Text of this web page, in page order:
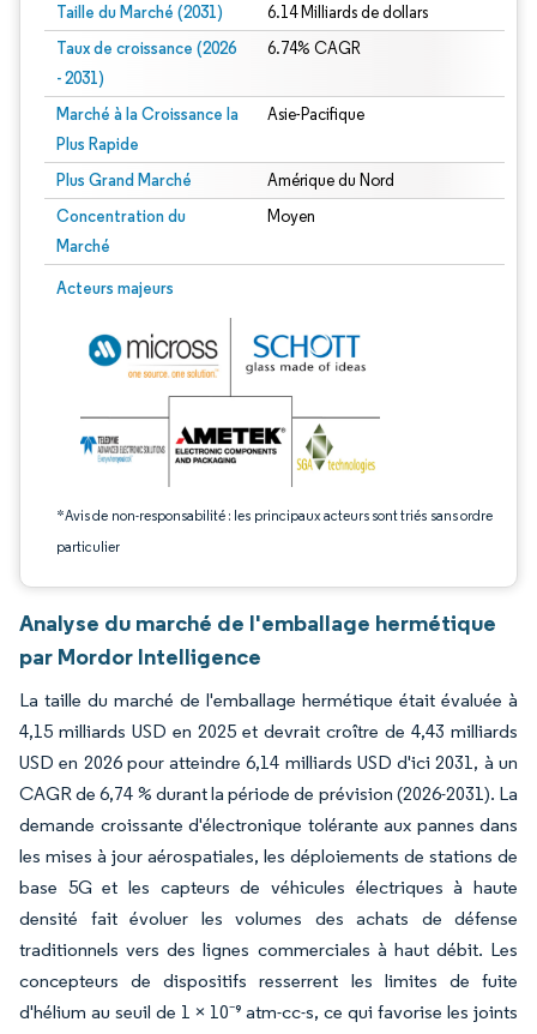
Taille du Marché (2031) 6.14 Milliards de dollars
Taux de croissance (2026
- 2031)
6.74% CAGR
Marché à la Croissance la
Plus Rapide
Asie-Pacifique
Plus Grand Marché Amérique du Nord
Concentration du
Marché
Moyen
Acteurs majeurs
*Avis de non-responsabilité : les principaux acteurs sont triés sans ordre
particulier
Image © Mordor Intelligence. La réutilisation nécessite une attribution sous CC
Analyse du marché de l'emballage hermétique
par Mordor Intelligence
La taille du marché de l'emballage hermétique était évaluée à
4,15 milliards USD en 2025 et devrait croître de 4,43 milliards
USD en 2026 pour atteindre 6,14 milliards USD d'ici 2031, à un
CAGR de 6,74 % durant la période de prévision (2026-2031). La
demande croissante d'électronique tolérante aux pannes dans
les mises à jour aérospatiales, les déploiements de stations de
base 5G et les capteurs de véhicules électriques à haute
densité fait évoluer les volumes des achats de défense
traditionnels vers des lignes commerciales à haut débit. Les
concepteurs de dispositifs resserrent les limites de fuite
d'hélium au seuil de 1 × 10⁻⁹ atm-cc-s, ce qui favorise les joints